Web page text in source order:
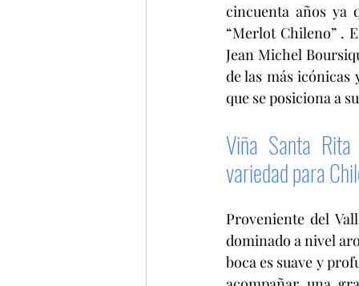
cincuenta años ya
“Merlot Chileno” .
Jean Michel
de las más icónicas
que se posiciona a
Viña Santa
variedad para
Proveniente del
dominado a nivel
boca es suave y